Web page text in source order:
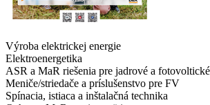
Výroba elektrickej energie
Elektroenergetika
ASR a MaR riešenia pre jadrové a
Meniče/striedače a príslušenstvo pre FV
Spínacia, istiaca a inštalačná technika